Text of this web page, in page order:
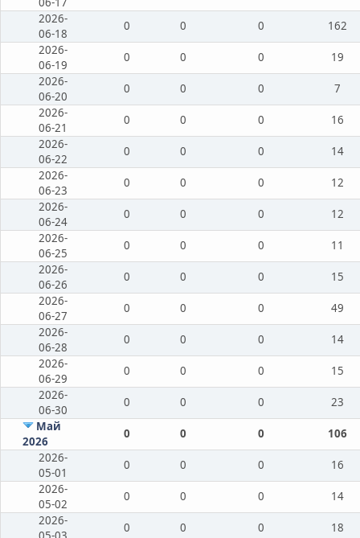
2026-
06-18
0 0 0
162
2026-
06-19
0 0 0
19
2026-
06-20
0 0 0
7
2026-
06-21
0 0 0
16
2026-
06-22
0 0 0
14
2026-
06-23
0 0 0
12
2026-
06-24
0 0 0
12
2026-
06-25
0 0 0
11
2026-
06-26
0 0 0
15
2026-
06-27
0 0 0
49
2026-
06-28
0 0 0
14
2026-
06-29
0 0 0
15
2026-
06-30
0 0 0
23
Май
2026
0 0 0
106
2026-
05-01
0 0 0
16
2026-
05-02
0 0 0
14
2026-
0 0 0
18